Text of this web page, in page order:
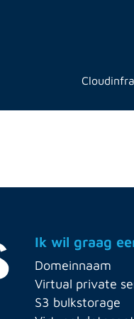
Cloudinfra
Ik wil graag
Domeinnaam
Virtual private
S3 bulkstorage